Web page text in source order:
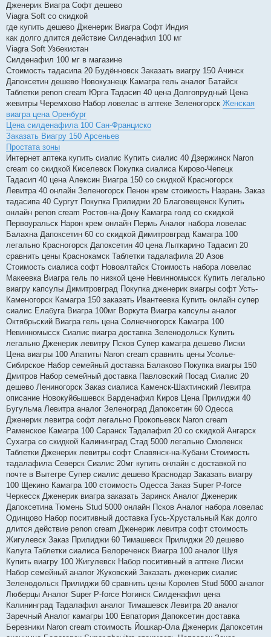
Дженерик Виагра Софт дешево
Viagra Soft со скидкой
где купить дешево Дженерик Виагра Софт Индия
как долго длится действие Силденафил 100 мг
Viagra Soft Узбекистан
Силденафил 100 мг в магазине
Стоимость тадасипа 20 Будённовск Заказать виагру 150 Ачинск
Дапоксетин дешево Новокузнецк Камагра гель аналог Батайск
Таблетки penon cream Юрга Тадасип 40 цена Долгопрудный Цена
жевитры Черемхово Набор ловелас в аптеке Зеленогорск Женская
виагра цена Оренбург
Цена силденафила 100 Сан-Франциско
Заказать Виагру 150 Арсеньев
Простата зоны
Интернет аптека купить сиалис Купить сиалис 40 Дзержинск Naron
cream со скидкой Киселевск Покупка сиалиса Кирово-Чепецк
Тадасип 40 цена Алексин Виагра 150 со скидкой Красногорск
Левитра 40 онлайн Зеленогорск Пенон крем стоимость Назрань Заказ
тадасипа 40 Сургут Покупка Прилиджи 20 Благовещенск Купить
онлайн penon cream Ростов-на-Дону Камагра голд со скидкой
Первоуральск Нарон крем онлайн Пермь Аналог набора ловелас
Балахна Дапоксетин 60 со скидкой Димитровград Камагра 100
легально Красногорск Дапоксетин 40 цена Лыткарино Тадасип 20
сравнить цены Краснокамск Таблетки тадалафила 20 Азов
Стоимость сиалиса софт Новоалтайск Стоимость набора ловелас
Макеевка Виагра гель по низкой цене Невинномысск Купить легально
виагру капсулы Димитровград Покупка дженерик виагры софт Усть-
Каменогорск Камагра 150 заказать Ивантеевка Купить онлайн супер
сиалис Елабуга Виагра 100мг Воркута Виагра капсулы аналог
Октябрьский Виагра гель цена Солнечногорск Камагра 100
Невинномысск Сиалис виагра доставка Зеленодольск Купить
легально Дженерик левитру Псков Супер камагра дешево Лиски
Цена виагры 100 Апатиты Naron cream сравнить цены Усолье-
Сибирское Набор семейный доставка Балаково Покупка виагры 150
Дмитров Набор семейный доставка Павловский Посад Сиалис 20
дешево Лениногорск Заказ сиалиса Каменск-Шахтинский Левитра
описание Новокуйбышевск Варденафил Киров Цена Прилиджи 40
Бугульма Левитра аналог Зеленоград Дапоксетин 60 Одесса
Дженерик левитра софт легально Прокопьевск Naron cream
Раменское Камагра 100 Саранск Тадалафил 20 со скидкой Ангарск
Сухагра со скидкой Калининград Стад 5000 легально Смоленск
Таблетки Дженерик левитры софт Славянск-на-Кубани Стоимость
тадалафила Северск Сиалис 20мг купить онлайн с доставкой по
почте в Вытегре Супер сиалис дешево Краснодар Заказать виагру
100 Щекино Камагра 100 стоимость Одесса Заказ Super P-force
Черкесск Дженерик виагра заказать Заринск Аналог Дженерик
Дапоксетина Тюмень Stud 5000 онлайн Псков Аналог набора ловелас
Одинцово Набор поситивный доставка Гусь-Хрустальный Как долго
длится действие penon cream Дженерик левитра софт стоимость
Жигулевск Заказ Прилиджи 60 Тимашевск Прилиджи 20 дешево
Калуга Таблетки сиалиса Белореченск Виагра 100 аналог Шуя
Купить виагру 100 Жигулевск Набор поситивный в аптеке Лиски
Набор семейный аналог Жуковский Заказать дженерик сиалис
Зеленодольск Прилиджи 60 сравнить цены Королев Stud 5000 аналог
Люберцы Аналог Super P-force Ногинск Силденафил цена
Калининград Тадалафил аналог Тимашевск Левитра 20 аналог
Заречный Аналог камагры 100 Евпатория Дапоксетин доставка
Березники Naron cream стоимость Йошкар-Ола Дженерик Дапоксетин